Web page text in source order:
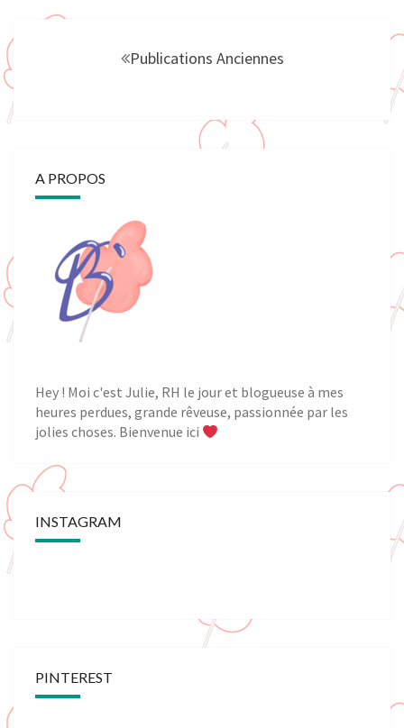
des
articles
Publications Anciennes
A PROPOS
Hey ! Moi c'est Julie, RH le jour et blogueuse à mes
heures perdues, grande rêveuse, passionnée par les
jolies choses. Bienvenue ici
INSTAGRAM
PINTEREST